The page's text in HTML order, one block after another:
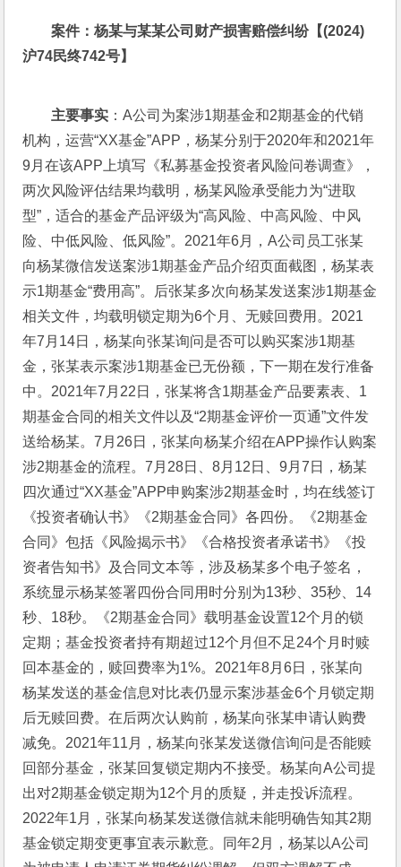
案件：杨某与某某公司财产损害赔偿纠纷【(2024)
沪74民终742号】
主要事实 ：A公司为案涉1期基金和2期基金的代销
机构，运营“XX基金”APP，杨某分别于2020年和2021年
9月在该APP上填写《私募基金投资者风险问卷调查》，
两次风险评估结果均载明，杨某风险承受能力为“进取
型”，适合的基金产品评级为“高风险、中高风险、中风
险、中低风险、低风险”。2021年6月，A公司员工张某
向杨某微信发送案涉1期基金产品介绍页面截图，杨某表
示1期基金“费用高”。后张某多次向杨某发送案涉1期基金
相关文件，均载明锁定期为6个月、无赎回费用。2021
年7月14日，杨某向张某询问是否可以购买案涉1期基
金，张某表示案涉1期基金已无份额，下一期在发行准备
中。2021年7月22日，张某将含1期基金产品要素表、1
期基金合同的相关文件以及“2期基金评价一页通”文件发
送给杨某。7月26日，张某向杨某介绍在APP操作认购案
涉2期基金的流程。7月28日、8月12日、9月7日，杨某
四次通过“XX基金”APP申购案涉2期基金时，均在线签订
《投资者确认书》《2期基金合同》各四份。《2期基金
合同》包括《风险揭示书》《合格投资者承诺书》《投
资者告知书》及合同文本等，涉及杨某多个电子签名，
系统显示杨某签署四份合同用时分别为13秒、35秒、14
秒、18秒。《2期基金合同》载明基金设置12个月的锁
定期；基金投资者持有期超过12个月但不足24个月时赎
回本基金的，赎回费率为1%。2021年8月6日，张某向
杨某发送的基金信息对比表仍显示案涉基金6个月锁定期
后无赎回费。在后两次认购前，杨某向张某申请认购费
减免。2021年11月，杨某向张某发送微信询问是否能赎
回部分基金，张某回复锁定期内不接受。杨某向A公司提
出对2期基金锁定期为12个月的质疑，并走投诉流程。
2022年1月，张某向杨某发送微信就未能明确告知其2期
基金锁定期变更事宜表示歉意。同年2月，杨某以A公司